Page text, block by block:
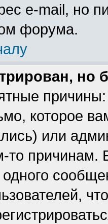
e-mail, но
форума.
но
которое
или
то